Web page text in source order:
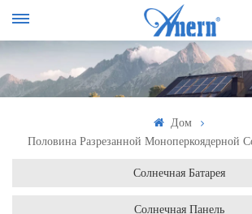
Дом
Половина Разрезанной Моноперкоядерной
Солнечная Батарея
Солнечная Панель